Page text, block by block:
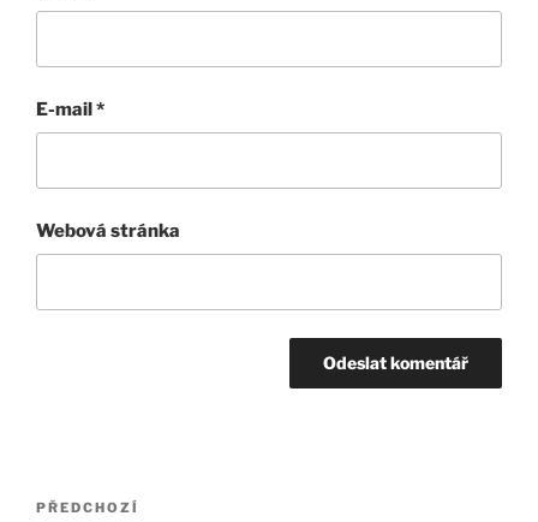
E-mail*
Webová stránka
Navigace
Předchozí
PŘEDCHOZÍ